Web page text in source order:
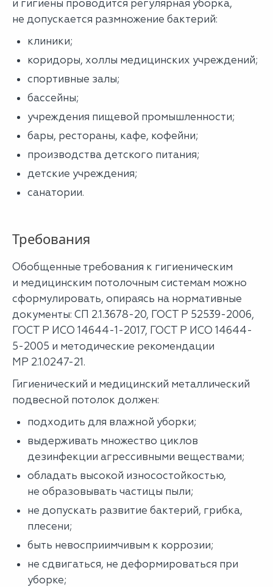
и гигиены проводится регулярная уборка,
не допускается размножение бактерий:
клиники;
коридоры, холлы медицинских учреждений;
спортивные залы;
бассейны;
учреждения пищевой промышленности;
бары, рестораны, кафе, кофейни;
производства детского питания;
детские учреждения;
санатории.
Требования
Обобщенные требования к гигиеническим
и медицинским потолочным системам можно
сформулировать, опираясь на нормативные
документы: СП 2.1.3678-20, ГОСТ Р 52539-2006,
ГОСТ Р ИСО 14644-1-2017, ГОСТ Р ИСО 14644-
5-2005 и методические рекомендации
MP 2.1.0247-21.
Гигиенический и медицинский металлический
подвесной потолок должен:
подходить для влажной уборки;
выдерживать множество циклов
дезинфекции агрессивными веществами;
обладать высокой износостойкостью,
не образовывать частицы пыли;
не допускать развитие бактерий, грибка,
плесени;
быть невосприимчивым к коррозии;
не сдвигаться, не деформироваться при
уборке;